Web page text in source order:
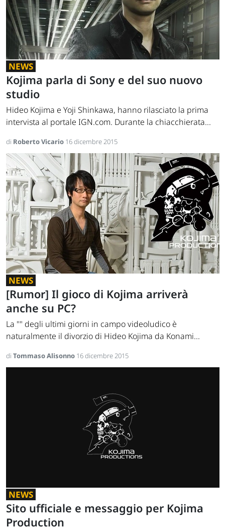
NEWS
Kojima parla di Sony e del suo nuovo
studio
Hideo Kojima e Yoji Shinkawa, hanno rilasciato la prima
intervista al portale IGN.com. Durante la chiacchierata...
di Roberto Vicario 16 dicembre 2015
NEWS
[Rumor] Il gioco di Kojima arriverà
anche su PC?
La "" degli ultimi giorni in campo videoludico è
naturalmente il divorzio di Hideo Kojima da Konami...
di Tommaso Alisonno 16 dicembre 2015
NEWS
Sito ufficiale e messaggio per Kojima
Production